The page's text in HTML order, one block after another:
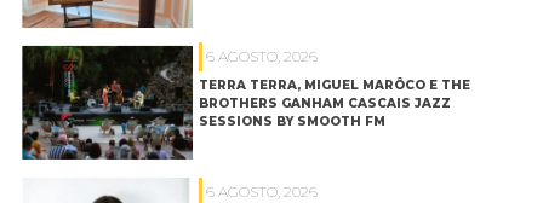
6 AGOSTO, 2026
TERRA TERRA, MIGUEL MARÔCO E THE
BROTHERS GANHAM CASCAIS JAZZ
SESSIONS BY SMOOTH FM
6 AGOSTO, 2026